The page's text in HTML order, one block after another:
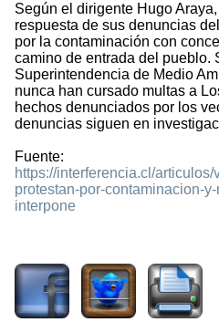
Según el dirigente Hugo
respuesta de sus denuncias
por la contaminación con
camino de entrada del pueblo.
Superintendencia de Medio
nunca han cursado multas a
hechos denunciados por los
denuncias siguen en
Fuente:
https://interferencia.cl/
protestan-por-contaminacion-
interpone